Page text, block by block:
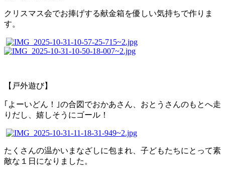
クリスマス会でお捧げする献金箱を優しい気持ちで作りま
す。
【戸外遊び】
｢よーいどん！｣の合図でおかあさん、おとうさんのもとへ走
りだし、嬉しそうにゴール！
たくさんの温かいまなざしに包まれ、子どもたちにとって素
敵な１日になりました。